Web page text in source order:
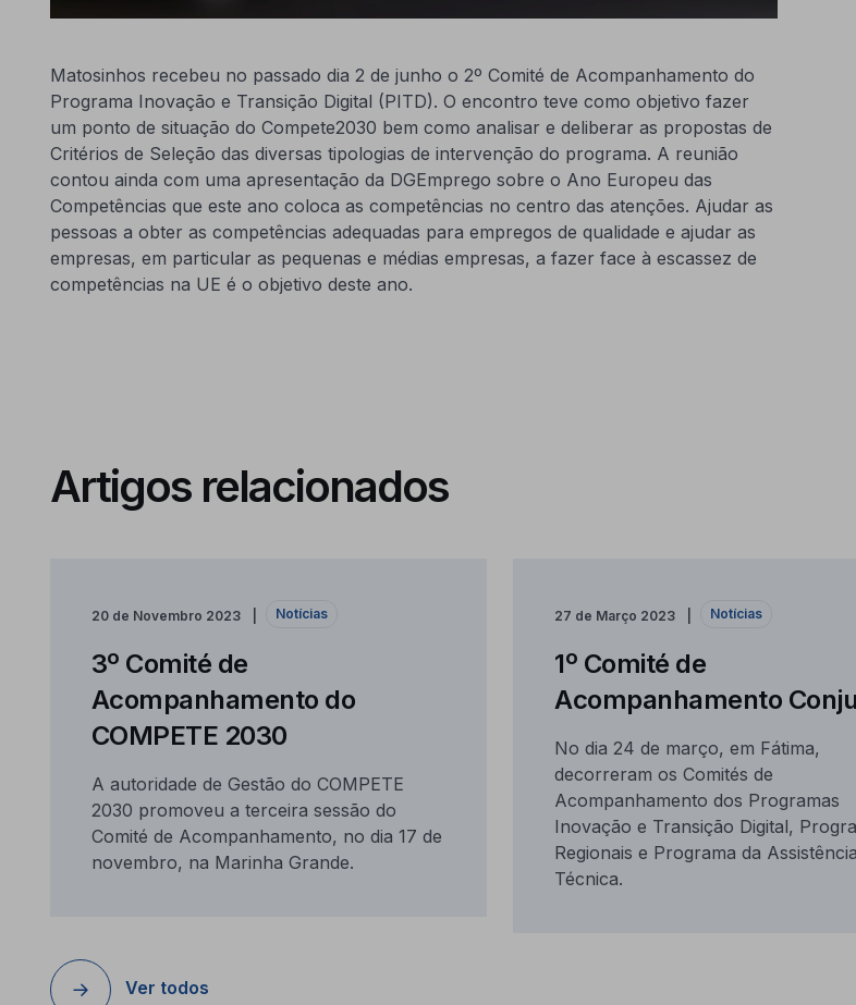
Matosinhos recebeu no passado dia 2 de junho o 2º Comité de Acompanhamento do
Programa Inovação e Transição Digital (PITD). O encontro teve como objetivo fazer
um ponto de situação do Compete2030 bem como analisar e deliberar as propostas de
Critérios de Seleção das diversas tipologias de intervenção do programa. A reunião
contou ainda com uma apresentação da DGEmprego sobre o Ano Europeu das
Competências que este ano coloca as competências no centro das atenções. Ajudar as
pessoas a obter as competências adequadas para empregos de qualidade e ajudar as
empresas, em particular as pequenas e médias empresas, a fazer face à escassez de
competências na UE é o objetivo deste ano.
Artigos relacionados
20 de Novembro 2023 Notícias
3º Comité de
Acompanhamento do
COMPETE 2030
A autoridade de Gestão do COMPETE
2030 promoveu a terceira sessão do
Comité de Acompanhamento, no dia 17 de
novembro, na Marinha Grande.
27 de Março 2023 Notícias
1º Comité de
Acompanhamento
No dia 24 de março, em Fátima,
decorreram os Comités de
Acompanhamento dos Programas
Inovação e Transição Digital,
Regionais e Programa da Assistência
Técnica.
Ver todos